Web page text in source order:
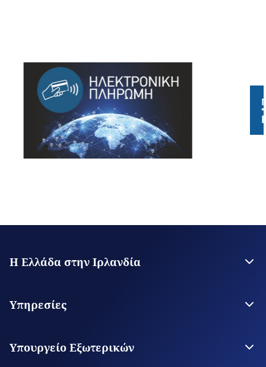
Η Ελλάδα στην Ιρλανδία
Επικοινωνία
Υπηρεσίες
Υπηρεσίες για τον Πολίτη
Ψηφιακές Προξενικές Υπηρεσίες
Υπουργείο Εξωτερικών